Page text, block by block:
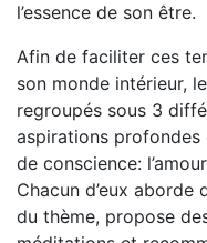
l’essence de son être.
Afin de faciliter ces
son monde intérieur,
regroupés sous 3
aspirations profondes
de conscience:
Chacun d’eux
du thème, propose